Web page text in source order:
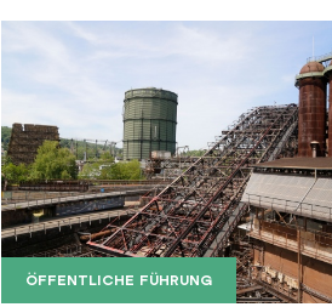
ÖFFENTLICHE FÜHRUNG